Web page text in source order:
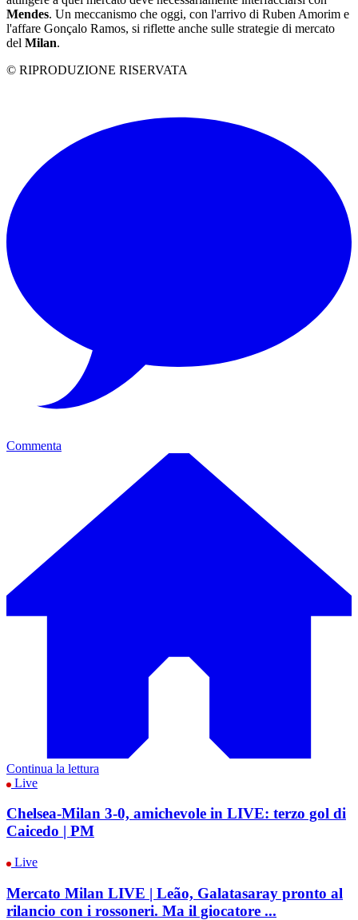
Mendes. Un meccanismo che oggi, con l'arrivo di Ruben Amorim e
l'affare Gonçalo Ramos, si riflette anche sulle strategie di mercato
del Milan.
© RIPRODUZIONE RISERVATA
Commenta
Continua la lettura
Live
Chelsea-Milan 3-0, amichevole in LIVE: terzo gol di
Caicedo | PM
Live
Mercato Milan LIVE | Leão, Galatasaray pronto al
rilancio con i rossoneri. Ma il giocatore ...